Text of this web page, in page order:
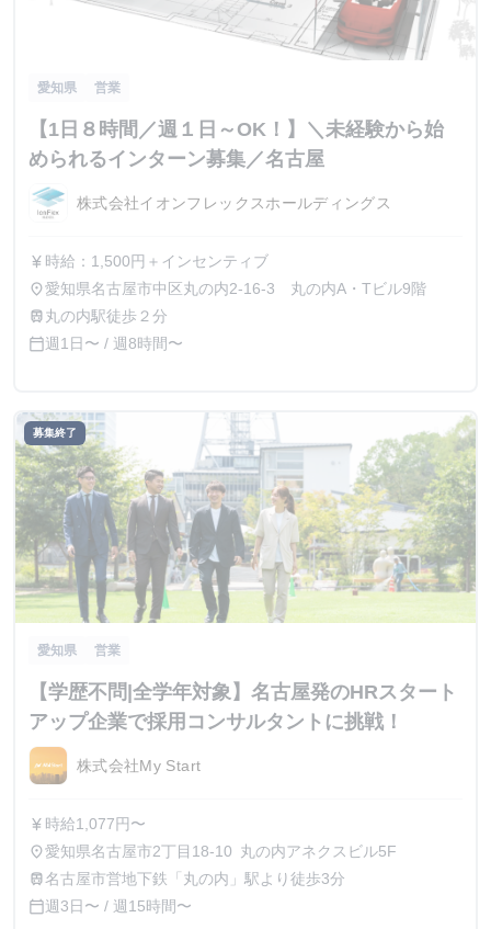
愛知県 営業
【1日８時間／週１日～OK！】＼未経験から始
められるインターン募集／名古屋
株式会社イオンフレックスホールディングス
currency_yen 時給：1,500円＋インセンティブ
place愛知県名古屋市中区丸の内2-16-3 丸の内A・Tビル9階
train 丸の内駅徒歩２分
calendar_today週1日〜 / 週8時間〜
募集終了
愛知県 営業
【学歴不問|全学年対象】名古屋発のHRスタート
アップ企業で採用コンサルタントに挑戦！
株式会社My Start
currency_yen 時給1,077円〜
place愛知県名古屋市2丁目18-10 丸の内アネクスビル5F
train名古屋市営地下鉄「丸の内」駅より徒歩3分
calendar_today週3日〜 / 週15時間〜